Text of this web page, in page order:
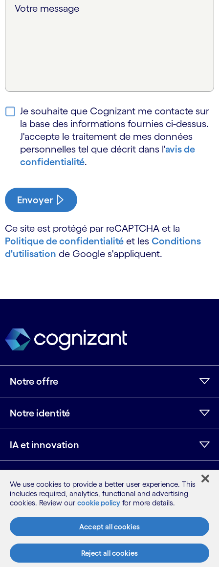
Votre message
Je souhaite que Cognizant me contacte sur
la base des informations fournies ci-dessus.
J'accepte le traitement de mes données
personnelles tel que décrit dans l'avis de
confidentialité.
Envoyer
Ce site est protégé par reCAPTCHA et la
Politique de confidentialité et les Conditions
d'utilisation de Google s'appliquent.
Notre offre
Notre identité
IA et innovation
LinkedIn
Twitter
Facebook
Instagram
Youtube
Plan du site
Avis de confidentialité
Politique relative aux cookies
We use cookies to provide a better user experience. This
includes required, analytics, functional and advertising
cookies. Review our cookie policy for more details.
Accept all cookies
Reject all cookies